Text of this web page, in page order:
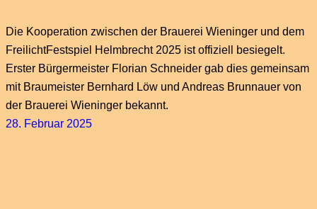
Die Kooperation zwischen der Brauerei Wieninger und dem
FreilichtFestspiel Helmbrecht 2025 ist offiziell besiegelt.
Erster Bürgermeister Florian Schneider gab dies gemeinsam
mit Braumeister Bernhard Löw und Andreas Brunnauer von
der Brauerei Wieninger bekannt.
28. Februar 2025